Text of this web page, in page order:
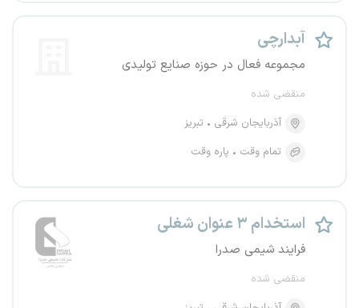
آبدارچی
مجموعه فعال در حوزه صنایع تولیدی
منقضی شده
آذربایجان شرقی
تبریز
تمام وقت
پاره وقت
استخدام ۳ عنوان شغلی
فرایند شیمی صدرا
منقضی شده